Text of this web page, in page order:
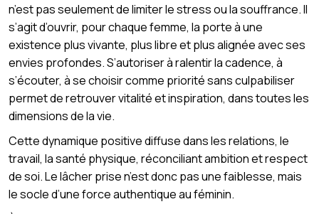
n’est pas seulement de limiter le stress ou la souffrance. Il
s’agit d’ouvrir, pour chaque femme, la porte à une
existence plus vivante, plus libre et plus alignée avec ses
envies profondes. S’autoriser à ralentir la cadence, à
s’écouter, à se choisir comme priorité sans culpabiliser
permet de retrouver vitalité et inspiration, dans toutes les
dimensions de la vie.
Cette dynamique positive diffuse dans les relations, le
travail, la santé physique, réconciliant ambition et respect
de soi. Le lâcher prise n’est donc pas une faiblesse, mais
le socle d’une force authentique au féminin.